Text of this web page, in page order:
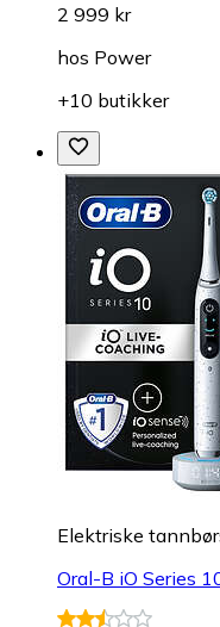
2 999 kr
hos Power
+10 butikker
Elektriske
Oral-B iO Series